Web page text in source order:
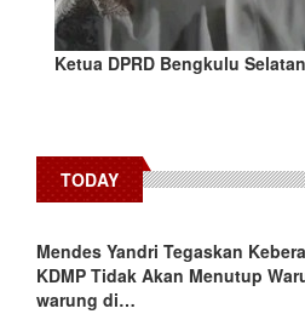
Ketua DPRD Bengkulu
TODAY
Mendes Yandri Tegaskan
KDMP Tidak Akan Menutup
warung di…